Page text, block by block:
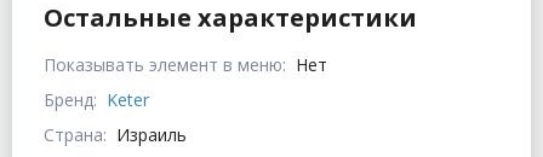
Остальные характеристики
Показывать элемент в меню: Нет
Бренд: Keter
Страна: Израиль